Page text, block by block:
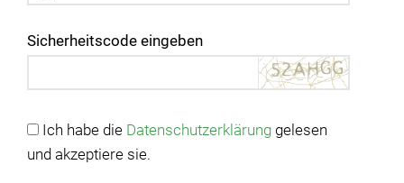
Sicherheitscode eingeben
Ich habe die Datenschutzerklärung gelesen
und akzeptiere sie.